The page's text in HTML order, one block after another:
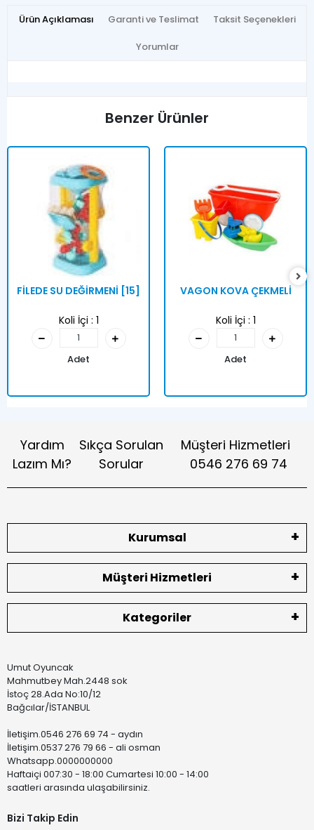
Ürün Açıklaması Garanti ve Teslimat Taksit Seçenekleri
Yorumlar
Benzer Ürünler
FİLEDE SU DEĞİRMENİ [15]
Koli İçi : 1
Adet
VAGON KOVA ÇEKMELİ
Koli İçi : 1
Adet
Yardım
Lazım Mı?
Sıkça Sorulan
Sorular
Müşteri Hizmetleri
0546 276 69 74
Kurumsal
Müşteri Hizmetleri
Kategoriler
Umut Oyuncak
Mahmutbey Mah.2448 sok
İstoç 28.Ada No:10/12
Bağcılar/İSTANBUL
İletişim.0546 276 69 74 - aydın
İletişim.0537 276 79 66 - ali osman
Whatsapp.0000000000
Haftaiçi 007:30 - 18:00 Cumartesi 10:00 - 14:00
saatleri arasında ulaşabilirsiniz.
Bizi Takip Edin